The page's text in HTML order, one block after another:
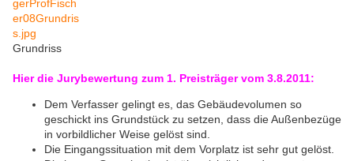
Grundriss
Hier die Jurybewertung zum 1. Preisträger vom 3.8.2011:
Dem Verfasser gelingt es, das Gebäudevolumen so
geschickt ins Grundstück zu setzen, dass die Außenbezüge
in vorbildlicher Weise gelöst sind.
Die Eingangssituation mit dem Vorplatz ist sehr gut gelöst.